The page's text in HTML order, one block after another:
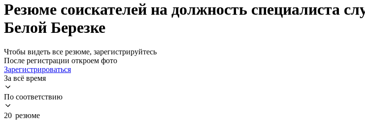
Резюме соискателей на должность специалиста
Белой Березке
Чтобы видеть все резюме, зарегистрируйтесь
После регистрации откроем фото
Зарегистрироваться
За всё время
По соответствию
20 резюме